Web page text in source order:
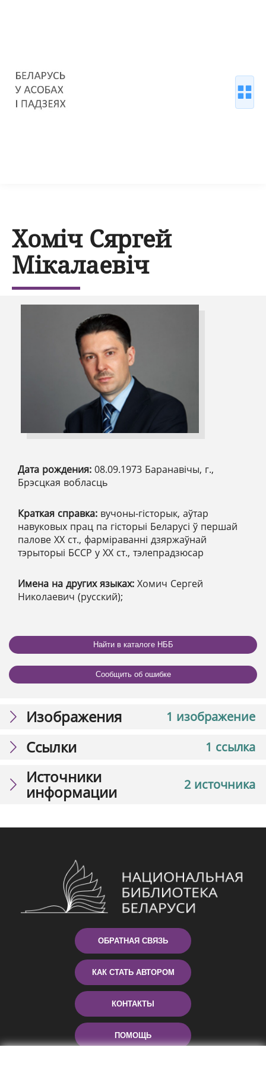
Хоміч Сяргей
Мікалаевіч
Дата рождения: 08.09.1973 Баранавічы, г.,
Брэсцкая вобласць
Краткая справка: вучоны-гісторык, аўтар
навуковых прац па гісторыі Беларусі ў першай
палове ХХ ст., фарміраванні дзяржаўнай
тэрыторыі БССР у ХХ ст., тэлепрадзюсар
Имена на других языках: Хомич Сергей
Николаевич (русский);
Найти в каталоге НББ
Сообщить об ошибке
1 изображение
Изображения
1 ссылка
Ссылки
2 источника
Источники
информации
ОБРАТНАЯ СВЯЗЬ
КАК СТАТЬ АВТОРОМ
КОНТАКТЫ
ПОМОЩЬ